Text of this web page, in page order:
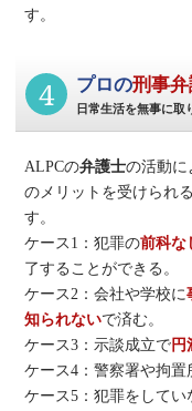
す。
4 プロの刑事
日常生活を無事に取
ALPCの弁護士の活動に
のメリットを受けられ
す。
ケース1：犯罪の前科な
了することができる。
ケース2：会社や学校に
知られないで済む。
ケース3：示談成立で円
ケース4：警察署や拘置
ケース5：犯罪をしてい